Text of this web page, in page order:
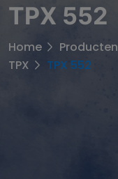
TPX 552
Home Producten
TPX
TPX 552